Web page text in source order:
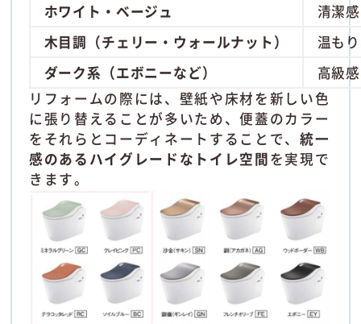
ホワイト・ベージュ
清潔
木目調（チェリー・ウォールナット）
温も
ダーク系（エボニーなど）
高級
リフォームの際には、壁紙や床材を新しい色
に張り替えることが多いため、便蓋のカラー
をそれらとコーディネートすることで、 統一
感のあるハイグレードなトイレ空間を実現で
きます。